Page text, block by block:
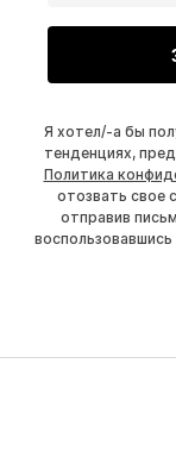
Я хотел/-а бы
тенденциях,
Политика
отозвать свое
отправив